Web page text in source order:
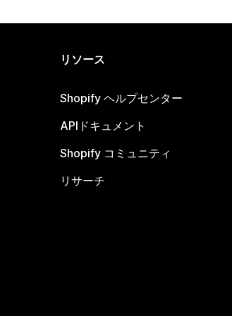
リソース
Shopify ヘルプセンター
APIドキュメント
Shopify コミュニティ
リサーチ